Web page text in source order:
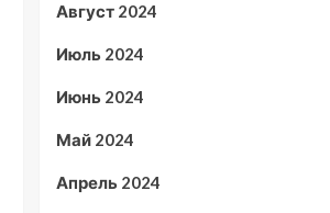
Август 2024
Июль 2024
Июнь 2024
Май 2024
Апрель 2024